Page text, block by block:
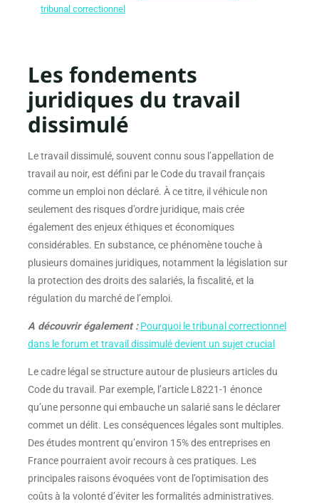
tribunal correctionnel
Les fondements
juridiques du travail
dissimulé
Le travail dissimulé, souvent connu sous l’appellation de
travail au noir, est défini par le Code du travail français
comme un emploi non déclaré. À ce titre, il véhicule non
seulement des risques d’ordre juridique, mais crée
également des enjeux éthiques et économiques
considérables. En substance, ce phénomène touche à
plusieurs domaines juridiques, notamment la législation sur
la protection des droits des salariés, la fiscalité, et la
régulation du marché de l’emploi.
A découvrir également : Pourquoi le tribunal correctionnel
dans le forum et travail dissimulé devient un sujet crucial
Le cadre légal se structure autour de plusieurs articles du
Code du travail. Par exemple, l’article L8221-1 énonce
qu’une personne qui embauche un salarié sans le déclarer
commet un délit. Les conséquences légales sont multiples.
Des études montrent qu’environ 15% des entreprises en
France pourraient avoir recours à ces pratiques. Les
principales raisons évoquées vont de l’optimisation des
coûts à la volonté d’éviter les formalités administratives.